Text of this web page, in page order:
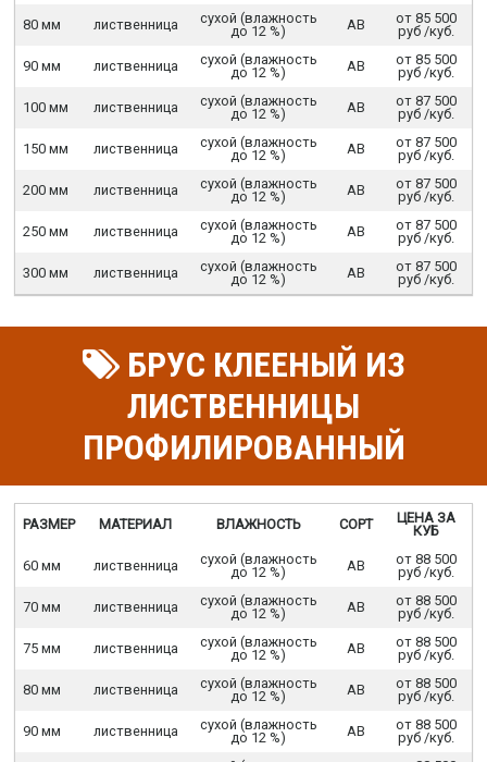
80 мм лиственница
сухой (влажность
до 12 %)
АВ
от 85 500
руб /куб.
90 мм лиственница
сухой (влажность
до 12 %)
АВ
от 85 500
руб /куб.
100 мм лиственница
сухой (влажность
до 12 %)
АВ
от 87 500
руб /куб.
150 мм лиственница
сухой (влажность
до 12 %)
АВ
от 87 500
руб /куб.
200 мм лиственница
сухой (влажность
до 12 %)
АВ
от 87 500
руб /куб.
250 мм лиственница
сухой (влажность
до 12 %)
АВ
от 87 500
руб /куб.
300 мм лиственница
сухой (влажность
до 12 %)
АВ
от 87 500
руб /куб.
БРУС КЛЕЕНЫЙ ИЗ
ЛИСТВЕННИЦЫ
ПРОФИЛИРОВАННЫЙ
РАЗМЕР МАТЕРИАЛ ВЛАЖНОСТЬ СОРТ
ЦЕНА ЗА
КУБ
60 мм лиственница
сухой (влажность
до 12 %)
АВ
от 88 500
руб /куб.
70 мм лиственница
сухой (влажность
до 12 %)
АВ
от 88 500
руб /куб.
75 мм лиственница
сухой (влажность
до 12 %)
АВ
от 88 500
руб /куб.
80 мм лиственница
сухой (влажность
до 12 %)
АВ
от 88 500
руб /куб.
90 мм лиственница
сухой (влажность
до 12 %)
АВ
от 88 500
руб /куб.